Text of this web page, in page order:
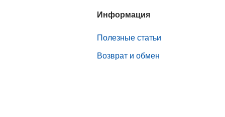
Информация
Полезные статьи
Возврат и обмен